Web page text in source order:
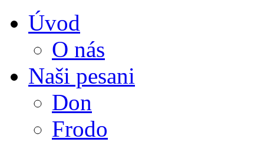
Úvod
O nás
Naši pesani
Don
Frodo